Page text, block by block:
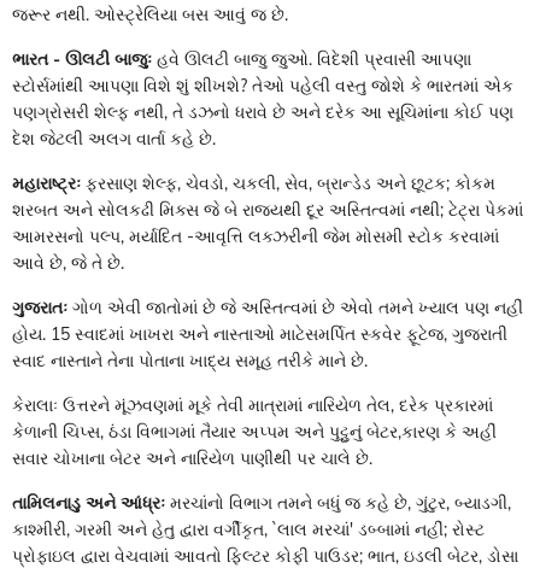
જરૂર નથી. ઓસ્ટ્રેલિયા બસ આવું જ છે.
ભારત - ઊલટી બાજુઃ હવે ઊલટી બાજુ જુઓ. વિદેશી પ્રવાસી આપણા
સ્ટોર્સમાંથી આપણા વિશે શું શીખશે? તેઓ પહેલી વસ્તુ જોશે કે ભારતમાં એક
પણગ્રોસરી શેલ્ફ નથી, તે ડઝનો ધરાવે છે અને દરેક આ સૂચિમાંના કોઈ પણ
દેશ જેટલી અલગ વાર્તા કહે છે.
મહારાષ્ટ્રઃ ફરસાણ શેલ્ફ, ચેવડો, ચકલી, સેવ, બ્રાન્ડેડ અને છૂટક; કોકમ
શરબત અને સોલકઢી મિક્સ જે બે રાજ્યથી દૂર અસ્તિત્વમાં નથી; ટેટ્રા પેકમાં
આમરસનો પલ્પ, મર્યાદિત -આવૃત્તિ લક્ઝરીની જેમ મોસમી સ્ટોક કરવામાં
આવે છે, જે તે છે.
ગુજરાતઃ ગોળ એવી જાતોમાં છે જે અસ્તિત્વમાં છે એવો તમને ખ્યાલ પણ નહીં
હોય. 15 સ્વાદમાં ખાખરા અને નાસ્તાઓ માટેસમર્પિત સ્કવેર ફૂટેજ, ગુજરાતી
સ્વાદ નાસ્તાને તેના પોતાના ખાદ્ય સમૂહ તરીકે માને છે.
કેરાલાઃ ઉત્તરને મૂંઝવણમાં મૂકે તેવી માત્રામાં નારિયેળ તેલ, દરેક પ્રકારમાં
કેળાની ચિપ્સ, ઠંડા વિભાગમાં તૈયાર અપ્પમ અને પુટ્ટુનું બેટર,કારણ કે અહીં
સવાર ચોખાના બેટર અને નારિયેળ પાણીથી પર ચાલે છે.
તામિલનાડુ અને આંધ્રઃ મરચાંનો વિભાગ તમને બધું જ કહે છે, ગુંટુર, બ્યાડગી,
કાશ્મીરી, ગરમી અને હેતુ દ્વારા વર્ગીકૃત, `લાલ મરચાં' ડબ્બામાં નહીં; રોસ્ટ
પ્રોફાઇલ દ્વારા વેચવામાં આવતો ફિલ્ટર કોફી પાઉડર; ભાત, ઇડલી બેટર, ડોસા